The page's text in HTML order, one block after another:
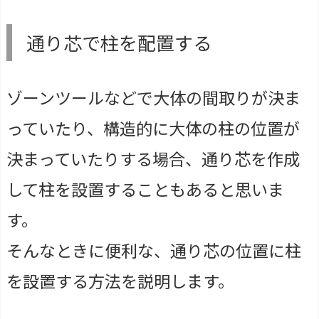
通り芯で柱を配置する
ゾーンツールなどで大体の間取りが決ま
っていたり、構造的に大体の柱の位置が
決まっていたりする場合、通り芯を作成
して柱を設置することもあると思いま
す。
そんなときに便利な、通り芯の位置に柱
を設置する方法を説明します。